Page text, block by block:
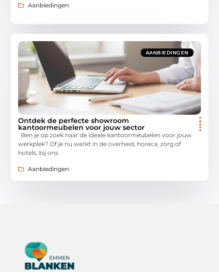
Aanbiedingen
AANBIEDINGEN
Ontdek de perfecte showroom
kantoormeubelen voor jouw sector
Ben je op zoek naar de ideale kantoormeubelen voor jouw
werkplek? Of je nu werkt in de overheid, horeca, zorg of
hotels, bij ons
Aanbiedingen